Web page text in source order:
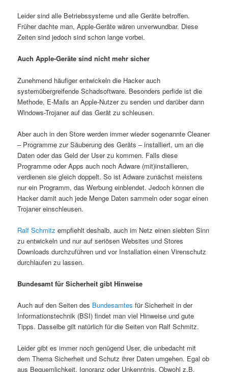
Leider sind alle Betriebssysteme und alle Geräte betroffen.
Früher dachte man, Apple-Geräte wären unverwundbar. Diese
Zeiten sind jedoch sind schon lange vorbei.
Auch Apple-Geräte sind nicht mehr sicher
Zunehmend häufiger entwickeln die Hacker auch
systemübergreifende Schadsoftware. Besonders perfide ist die
Methode, E-Mails an Apple-Nutzer zu senden und darüber dann
Windows-Trojaner auf das Gerät zu schleusen.
Aber auch in den Store werden immer wieder sogenannte Cleaner
– Programme zur Säuberung des Geräts – installiert, um an die
Daten oder das Geld der User zu kommen. Falls diese
Programme oder Apps auch noch Adware (mit)installieren,
verdienen sie gleich doppelt. So ist Adware zunächst meistens
nur ein Programm, das Werbung einblendet. Jedoch können die
Hacker damit auch jede Menge Daten sammeln oder sogar einen
Trojaner einschleusen.
Ralf Schmitz empfiehlt deshalb, auch im Netz einen siebten Sinn
zu entwickeln und nur auf seriösen Websites und Stores
Downloads durchzuführen und vor Installation einen Virenschutz
durchlaufen zu lassen.
Bundesamt für Sicherheit gibt Hinweise
Auch auf den Seiten des Bundesamtesfür Sicherheit in der
Informationstechnik (BSI) findet man viel Hinweise und gute
Tipps. Dasselbe gilt natürlich für die Seiten von Ralf Schmitz.
Leider gibt es immer noch genügend User, die unbedacht mit
dem Thema Sicherheit und Schutz ihrer Daten umgehen. Egal ob
aus Bequemlichkeit, Ignoranz oder Unkenntnis. Obwohl z.B.